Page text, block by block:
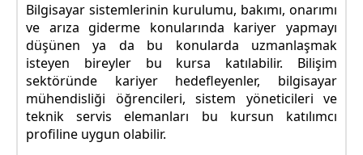
Bilgisayar sistemlerinin kurulumu, bakımı, onarımı
ve arıza giderme konularında kariyer yapmayı
düşünen ya da bu konularda uzmanlaşmak
isteyen bireyler bu kursa katılabilir. Bilişim
sektöründe kariyer hedefleyenler, bilgisayar
mühendisliği öğrencileri, sistem yöneticileri ve
teknik servis elemanları bu kursun katılımcı
profiline uygun olabilir.